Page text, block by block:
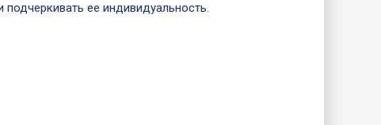
ее индивидуальность.